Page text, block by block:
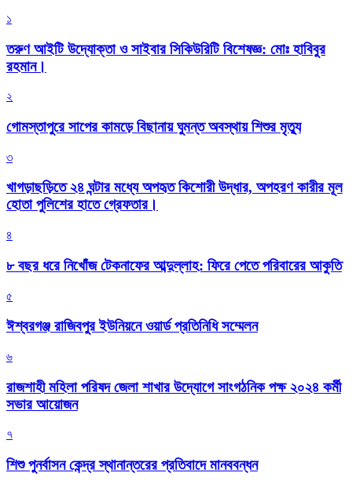
১
তরুণ আইটি উদ্যোক্তা ও সাইবার সিকিউরিটি বিশেষজ্ঞ: মোঃ হাবিবুর
রহমান।
২
গোমস্তাপুরে সাপের কামড়ে বিছানায় ঘুমন্ত অবস্থায় শিশুর মৃত্যু
৩
খাগড়াছড়িতে ২৪ ঘন্টার মধ্যে অপহৃত কিশোরী উদ্ধার, অপহরণ কারীর মূল
হোতা পুলিশের হাতে গ্রেফতার।
৪
৮ বছর ধরে নিখোঁজ টেকনাফের আব্দুল্লাহ: ফিরে পেতে পরিবারের আকুতি
৫
ঈশ্বরগঞ্জ রাজিবপুর ইউনিয়নে ওয়ার্ড প্রতিনিধি সম্মেলন
৬
রাজশাহী মহিলা পরিষদ জেলা শাখার উদ্যোগে সাংগঠনিক পক্ষ ২০২৪ কর্মী
সভার আয়োজন
৭
শিশু পুনর্বাসন কেন্দ্র স্থানান্তরের প্রতিবাদে মানববন্ধন